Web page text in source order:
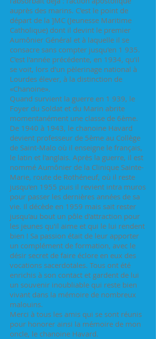
auprès des marins. C'est le point de
départ de la ]MC (Jeunesse Maritime
Catholique) dont il devint le premier
Aumônier Général et à laquelle il se
consacre sans compter jusqu'en 1 935.
C'est l'année précédente, en 1934, qu'il
se voit, lors d'un pèlerinage national à
Lourdes élever, à la distinction de
«Chanoine».
Quand survient la guerre en 1 939, le
Foyer du Soldat et du Marin abrite
momentanément une classe de 6ème.
De 1940 à 1943, le chanoine Havard
devient professeur de 5ème au Collège
de Saint-Malo où il enseigne le français,
le latin et l'anglais. Après la guerre, il est
nommé Aumônier de la Clinique Sainte-
Marie, route de Rothéneuf, où il reste
jusqu'en 1955 puis il revient intra muros
pour passer les dernières années de sa
vie. Il décède en 1959 mais sait rester
jusqu'au bout un pôle d'attraction pour
les jeunes qu'il aime et qui le lui rendent
bien ! Sa passion était de leur apporter
un complément de formation, avec le
désir secret de faire éclore en eux des
vocations sacerdotales. Tous ont été
enrichis à son contact et gardent de lui
un souvenir inoubliable qui reste bien
vivant dans la mémoire de nombreux
malouins.
Merci à tous les amis qui se sont réunis
pour honorer ainsi la mémoire de mon
oncle, le chanoine Havard.